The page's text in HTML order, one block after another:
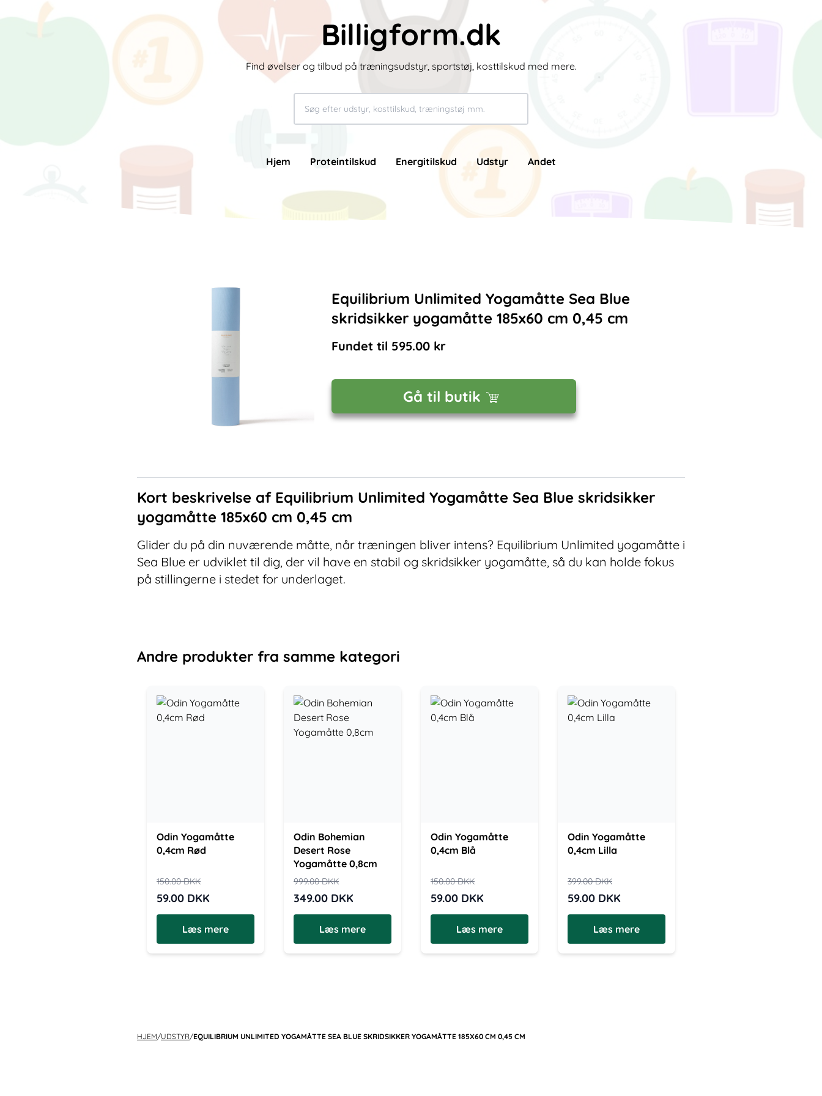
Billigform.dk
Find øvelser og tilbud på træningsudstyr, sportstøj, kosttilskud med mere.
Hjem Proteintilskud Energitilskud Udstyr Andet
Equilibrium Unlimited Yogamåtte Sea Blue
skridsikker yogamåtte 185x60 cm 0,45 cm
Fundet til 595.00 kr
Gå til butik
Kort beskrivelse af Equilibrium Unlimited Yogamåtte Sea Blue skridsikker
yogamåtte 185x60 cm 0,45 cm
Glider du på din nuværende måtte, når træningen bliver intens? Equilibrium Unlimited yogamåtte i
Sea Blue er udviklet til dig, der vil have en stabil og skridsikker yogamåtte, så du kan holde fokus
på stillingerne i stedet for underlaget.
Andre produkter fra samme kategori
Odin Yogamåtte
0,4cm Rød
150.00DKK
59.00 DKK
Læs mere
Odin Bohemian
Desert Rose
Yogamåtte 0,8cm
999.00DKK
349.00 DKK
Læs mere
Odin Yogamåtte
0,4cm Blå
150.00DKK
59.00 DKK
Læs mere
Odin Yogamåtte
0,4cm Lilla
399.00DKK
59.00 DKK
Læs mere
HJEM/UDSTYR/EQUILIBRIUM UNLIMITED YOGAMÅTTE SEA BLUE SKRIDSIKKER YOGAMÅTTE 185X60 CM 0,45 CM